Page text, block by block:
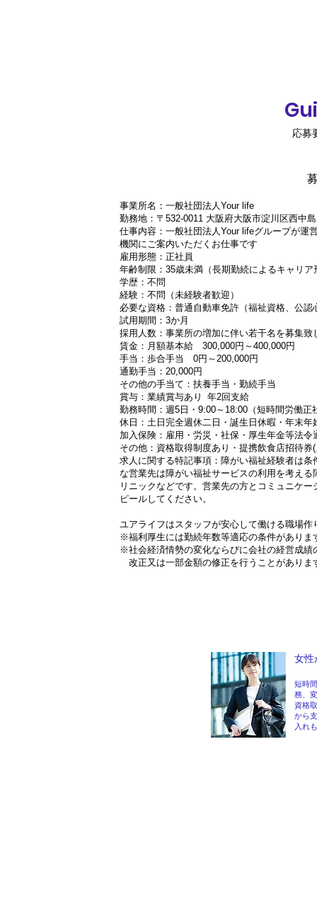
応募
事業所名：一般社団法人Your life
勤務地：〒532-0011 大阪府大阪市淀川区西中
仕事内容：一般社団法人Your lifeグループが
機関にご案内いただくお仕事です
雇用形態：正社員
年齢制限：35歳未満（長期勤続によるキャリア
学歴：不問
経験：不問（未経験者歓迎）
必要な資格：普通自動車免許（福祉資格、公
試用期間：3か月
採用人数：事業所の増加に伴い若干名を募集致
賃金：月額基本給 300,000円～400,000円
手当：歩合手当 0円～200,000円
通勤手当：20,000円
その他の手当て：扶養手当・勤続手当
賞与：業績賞与あり 年2回支給
勤務時間：週5日・9:00～18:00（短時間労働正
休日：土日完全週休二日・誕生日休暇・年末年
加入保険：雇用・労災・社保・厚生年金等法令
その他：資格取得制度あり・提携飲食店招待
求人に関する特記事項：障がい福祉経験者は
な営業先は障がい福祉サービスの利用を考え
リニックなどです。営業先の方とコミュニケ
ピールしてください。
ユアライフはスタッフが安心して働ける職場
※福利厚生には勤続年数等適応の条件がありま
※社会経済情勢の変化ならびに会社の経営成績
改正又は一部金額の修正を行うことがありま
女性
短時
務、
資格
から
入れ